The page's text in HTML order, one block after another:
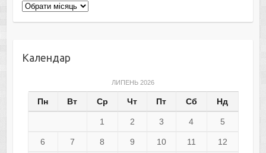
Архіви
Календар
ЛИПЕНЬ 2026
Пн Вт Ср Чт Пт Сб Нд
1 2 3 4 5
6 7 8 9 10 11 12